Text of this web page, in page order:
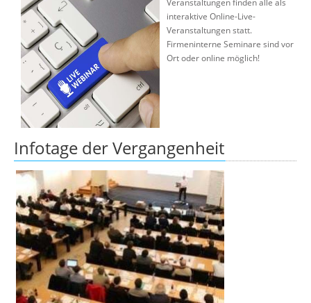
Veranstaltungen finden alle als
interaktive Online-Live-
Veranstaltungen statt.
Firmeninterne Seminare sind vor
Ort oder online möglich!
Infotage der Vergangenheit